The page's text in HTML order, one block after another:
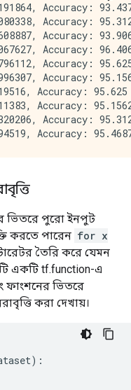
Accuracy:
Accuracy:
Accuracy:
Accuracy:
Accuracy:
Accuracy:
Accuracy: 95.625
Accuracy:
Accuracy:
ভিতরে পুরো ইনপুট
করতে পারেন for x
তৈরি করে যেমন
একটি tf.function-এ
ফাংশনের ভিতরে
করা দেখায়।
):